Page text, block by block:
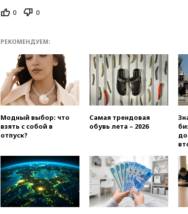
0 0
РЕКОМЕНДУЕМ:
Модный выбор: что
взять с собой в
отпуск?
Самая трендовая
обувь лета – 2026